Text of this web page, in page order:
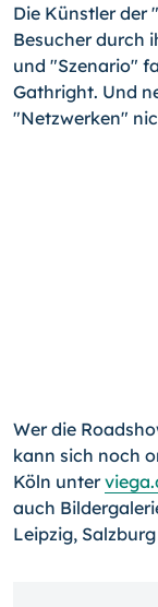
Die Künstler der
Besucher durch
und "Szenario"
Gathright. Und
"Netzwerken"
Wer die
kann sich noch
Köln unter
auch
Leipzig,